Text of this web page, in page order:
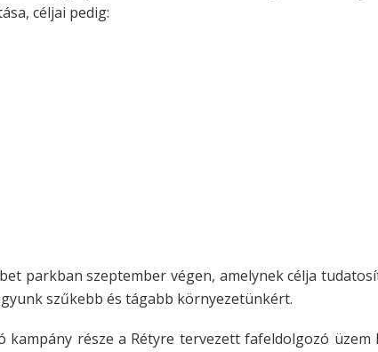
céljai pedig:
parkban szeptember végen, amelynek célja
szűkebb és tágabb környezetünkért.
része a Rétyre tervezett fafeldolgozó üzem